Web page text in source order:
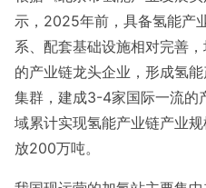
示，2025年前，具备氢能产
系、配套基础设施相对完善
的产业链龙头企业，形成氢
集群，建成3-4家国际一流的
域累计实现氢能产业链产业
放200万吨。